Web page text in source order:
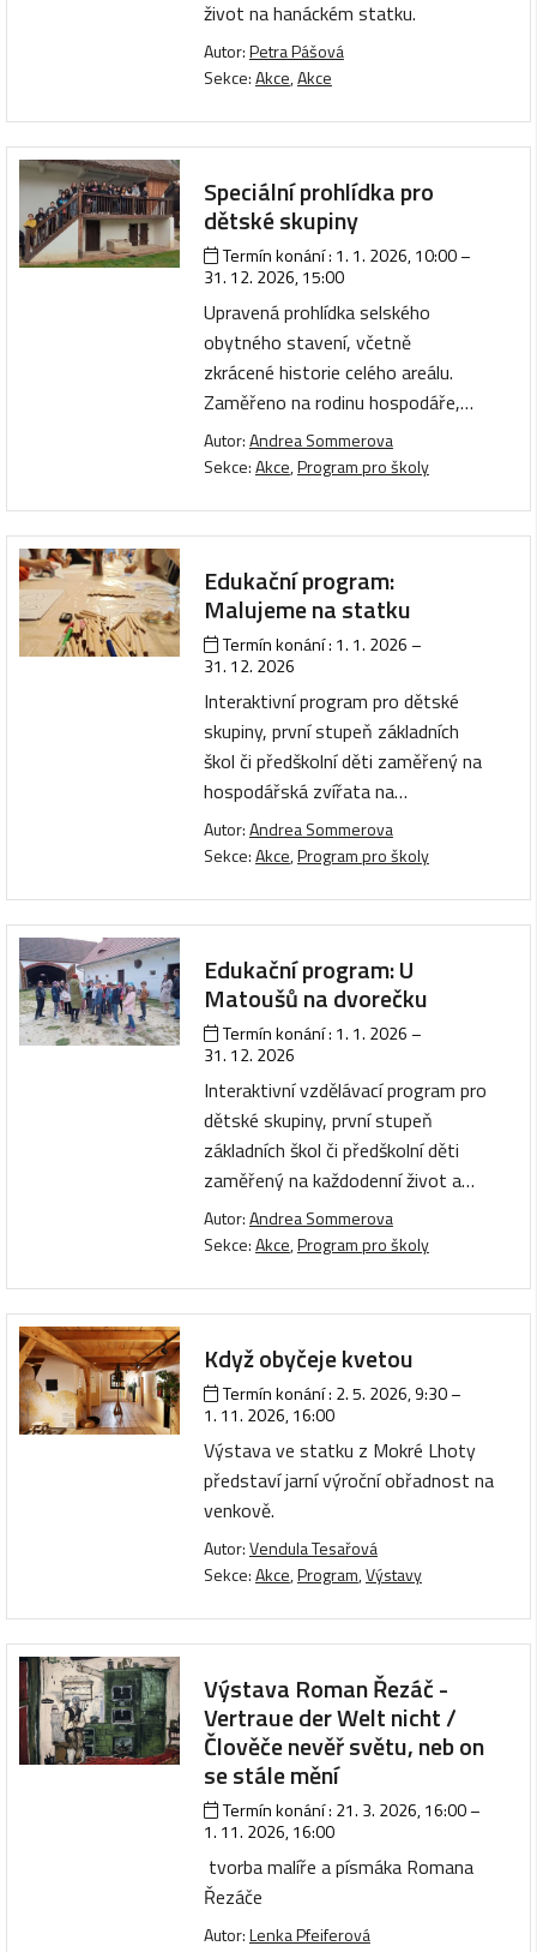
život na hanáckém statku.
Autor:Petra Pášová
Sekce:Akce,Akce
Speciální prohlídka pro
dětské skupiny
Termín konání : 1. 1. 2026, 10:00–
31. 12. 2026, 15:00
Upravená prohlídka selského
obytného stavení, včetně
zkrácené historie celého areálu.
Zaměřeno na rodinu hospodáře,…
Autor:Andrea Sommerova
Sekce:Akce,Program pro školy
Edukační program:
Malujeme na statku
Termín konání : 1. 1. 2026 –
31. 12. 2026
Interaktivní program pro dětské
skupiny, první stupeň základních
škol či předškolní děti zaměřený na
hospodářská zvířata na…
Autor:Andrea Sommerova
Sekce:Akce,Program pro školy
Edukační program: U
Matoušů na dvorečku
Termín konání : 1. 1. 2026 –
31. 12. 2026
Interaktivní vzdělávací program pro
dětské skupiny, první stupeň
základních škol či předškolní děti
zaměřený na každodenní život a…
Autor:Andrea Sommerova
Sekce:Akce,Program pro školy
Když obyčeje kvetou
Termín konání : 2. 5. 2026, 9:30–
1. 11. 2026, 16:00
Výstava ve statku z Mokré Lhoty
představí jarní výroční obřadnost na
venkově.
Autor:Vendula Tesařová
Sekce:Akce,Program,Výstavy
Výstava Roman Řezáč -
Vertraue der Welt nicht /
Člověče nevěř světu, neb on
se stále mění
Termín konání : 21. 3. 2026, 16:00–
1. 11. 2026, 16:00
tvorba malíře a písmáka Romana
Řezáče
Autor:Lenka Pfeiferová